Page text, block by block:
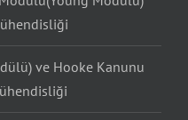
ve Hooke Kanunu